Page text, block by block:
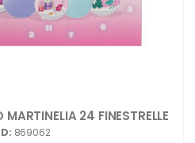
24 FINESTRELLE
869062